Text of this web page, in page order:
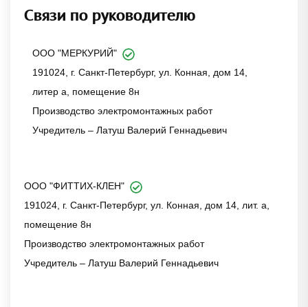
Связи по руководителю
ООО "МЕРКУРИЙ"
191024, г. Санкт-Петербург, ул. Конная, дом 14,
литер а, помещение 8н
Производство электромонтажных работ
Учредитель – Латуш Валерий Геннадьевич
ООО "ФИТТИХ-КЛЕН"
191024, г. Санкт-Петербург, ул. Конная, дом 14, лит. а,
помещение 8н
Производство электромонтажных работ
Учредитель – Латуш Валерий Геннадьевич